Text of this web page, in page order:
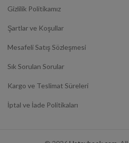
Gizlilik Politikamız
Şartlar ve Koşullar
Mesafeli Satış Sözleşmesi
Sık Sorulan Sorular
Kargo ve Teslimat Süreleri
İptal ve İade Politikaları